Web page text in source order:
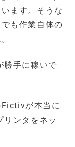
ます。そうな
も作業自体の
手に稼いで
が本当に
ンタをネッ